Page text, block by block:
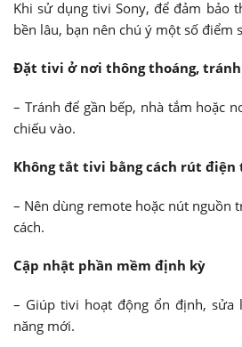
Khi sử dụng tivi Sony, để đảm bảo
bền lâu, bạn nên chú ý một số điểm
Đặt tivi ở nơi thông thoáng,
– Tránh để gần bếp, nhà tắm hoặc
chiếu vào.
Không tắt tivi bằng cách rút
– Nên dùng remote hoặc nút nguồn
cách.
Cập nhật phần mềm định kỳ
– Giúp tivi hoạt động ổn định,
năng mới.